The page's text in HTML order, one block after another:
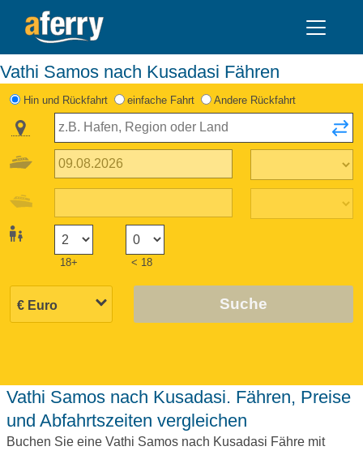
Vathi Samos nach Kusadasi Fähren
Hin und Rückfahrt einfache Fahrt Andere Rückfahrt
18+ < 18
Suche
Vathi Samos nach Kusadasi. Fähren, Preise
und Abfahrtszeiten vergleichen
Buchen Sie eine Vathi Samos nach Kusadasi Fähre mit